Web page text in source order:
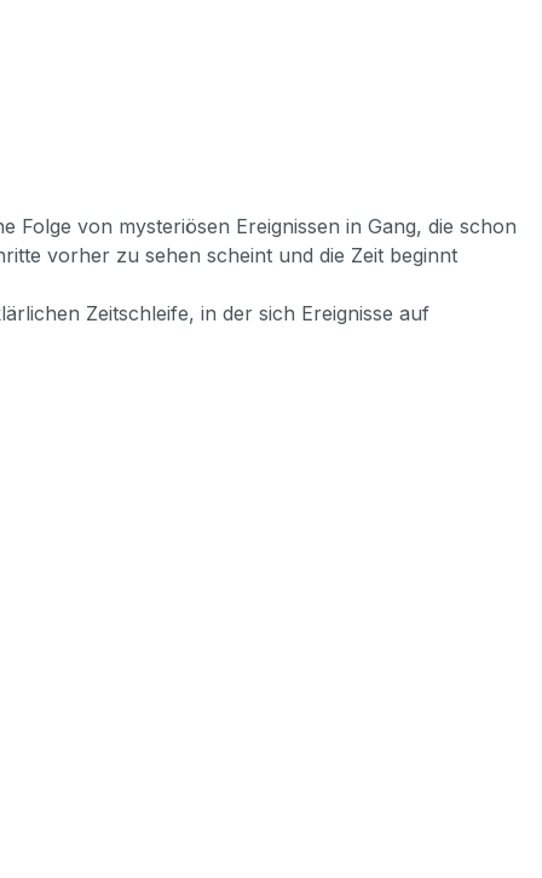
von mysteriösen Ereignissen in Gang, die schon
vorher zu sehen scheint und die Zeit beginnt
Zeitschleife, in der sich Ereignisse auf